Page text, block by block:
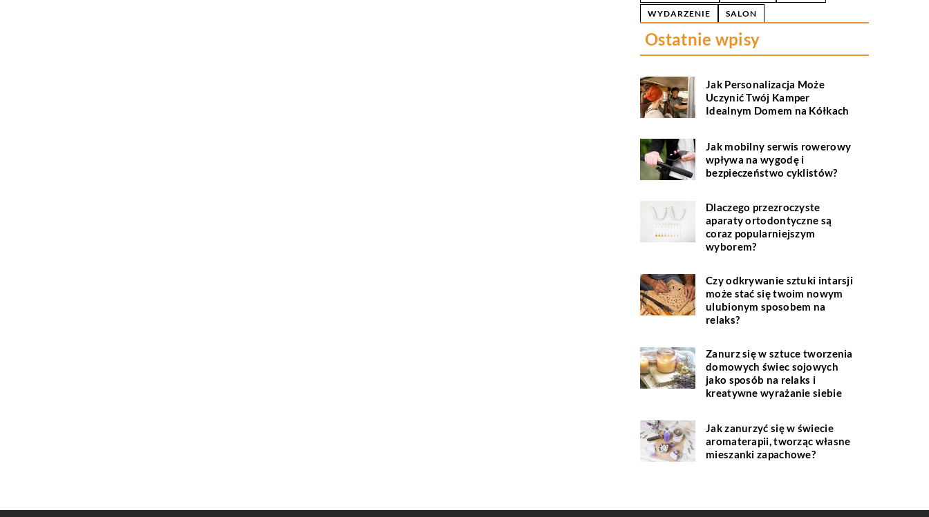
WYDARZENIE
SALON
Ostatnie wpisy
Jak Personalizacja Może
Uczynić Twój Kamper
Idealnym Domem na Kółkach
Jak mobilny serwis rowerowy
wpływa na wygodę i
bezpieczeństwo cyklistów?
Dlaczego przezroczyste
aparaty ortodontyczne są
coraz popularniejszym
wyborem?
Czy odkrywanie sztuki intarsji
może stać się twoim nowym
ulubionym sposobem na
relaks?
Zanurz się w sztuce tworzenia
domowych świec sojowych
jako sposób na relaks i
kreatywne wyrażanie siebie
Jak zanurzyć się w świecie
aromaterapii, tworząc własne
mieszanki zapachowe?